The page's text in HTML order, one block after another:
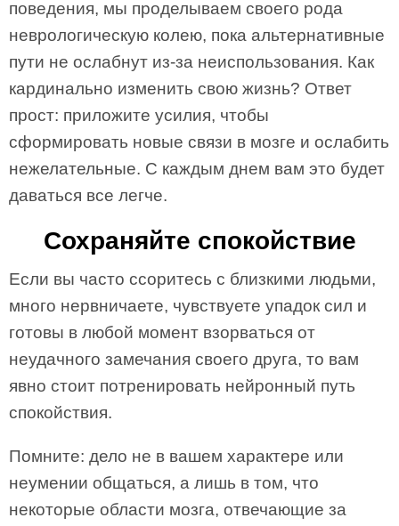
поведения, мы проделываем своего рода
неврологическую колею, пока альтернативные
пути не ослабнут из-за неиспользования. Как
кардинально изменить свою жизнь? Ответ
прост: приложите усилия, чтобы
сформировать новые связи в мозге и ослабить
нежелательные. С каждым днем вам это будет
даваться все легче.
Сохраняйте спокойствие
Если вы часто ссоритесь с близкими людьми,
много нервничаете, чувствуете упадок сил и
готовы в любой момент взорваться от
неудачного замечания своего друга, то вам
явно стоит потренировать нейронный путь
спокойствия.
Помните: дело не в вашем характере или
неумении общаться, а лишь в том, что
некоторые области мозга, отвечающие за